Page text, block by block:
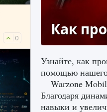
0 Как
Узнайте, как
помощью нашего
Warzone
Благодаря
навыки и